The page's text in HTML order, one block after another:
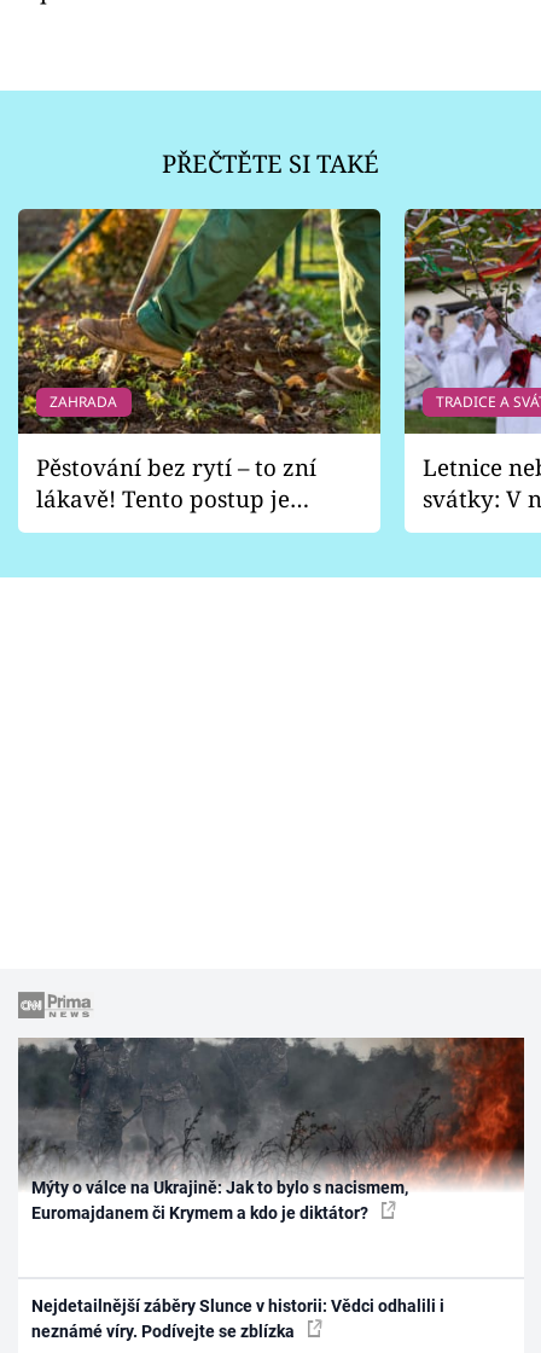
PŘEČTĚTE SI TAKÉ
ZAHRADA
Pěstování bez rytí – to zní
lákavě! Tento postup je
vhodný jen pro některé
TRADICE A
Letnice
svátky: V
pondělí
Mýty o válce na Ukrajině: Jak to bylo s nacismem,
Euromajdanem či Krymem a kdo je diktátor?
Nejdetailnější záběry Slunce v historii: Vědci odhalili i
neznámé víry. Podívejte se zblízka